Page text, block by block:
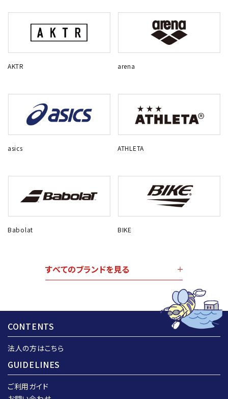
AKTR arena
asics ATHLETA
Babolat BIKE
すべてのブランドを見る
CONTENTS
法人の方はこちら
GUIDELINES
ご利用ガイド